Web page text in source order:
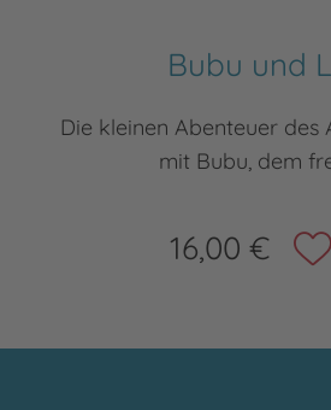
Bubu und
Die kleinen Abenteuer des
mit Bubu, dem
16,00 €